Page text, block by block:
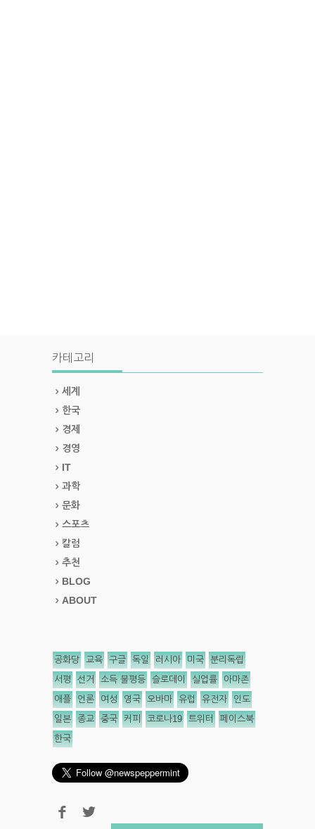
카테고리
세계
한국
경제
경영
IT
과학
문화
스포츠
칼럼
추천
BLOG
ABOUT
공화당 교육 구글 독일 러시아 미국 분리독립
서평 선거 소득 불평등 슬로데이 실업률 아마존
애플 언론 여성 영국 오바마 유럽 유전자 인도
일본 종교 중국 커피 코로나19 트위터 페이스북
한국